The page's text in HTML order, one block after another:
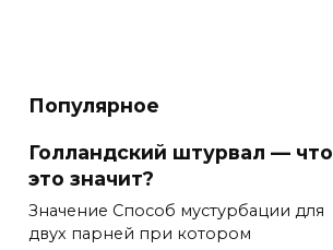
Популярное
Голландский штурвал — что
это значит?
Значение Способ мустурбации для
двух парней при котором